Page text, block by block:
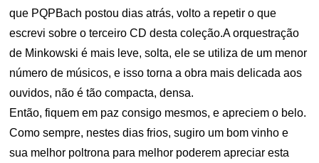
que PQPBach postou dias atrás, volto a repetir o que
escrevi sobre o terceiro CD desta coleção.A orquestração
de Minkowski é mais leve, solta, ele se utiliza de um menor
número de músicos, e isso torna a obra mais delicada aos
ouvidos, não é tão compacta, densa.
Então, fiquem em paz consigo mesmos, e apreciem o belo.
Como sempre, nestes dias frios, sugiro um bom vinho e
sua melhor poltrona para melhor poderem apreciar esta